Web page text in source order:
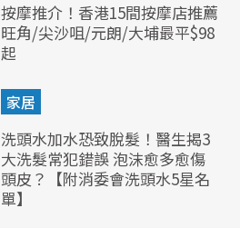
按摩推介！香港15間按摩店推薦
旺角/尖沙咀/元朗/大埔最平$98
起
家居
洗頭水加水恐致脫髮！醫生揭3
大洗髮常犯錯誤 泡沫愈多愈傷
頭皮？【附消委會洗頭水5星名
單】